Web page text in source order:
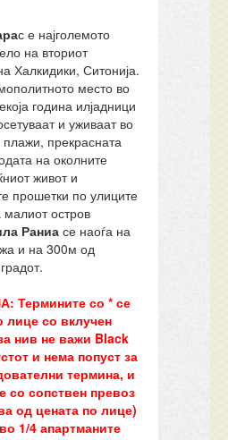
с е најголемото
на вториот
Халкидики, Ситонија.
место во
година илјадници
и уживаат во
плажи, прекрасната
на околните
живот и
прошетки по улиците
малиот остров
Раниа се наоѓа на
и на 300м од
Термините со * се
лице со вклучен
нив не важи Black
и нема попуст за
термина, и
со сопствен превоз
од цената по лице)
1/4 апартманите